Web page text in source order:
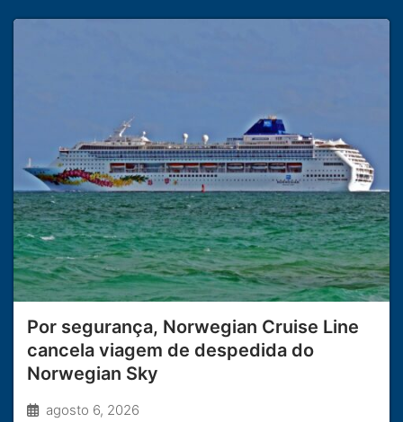
Por segurança, Norwegian Cruise Line
cancela viagem de despedida do
Norwegian Sky
agosto 6, 2026